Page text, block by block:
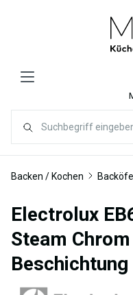
Backen / Kochen
Electrolux
Steam
Beschichtung